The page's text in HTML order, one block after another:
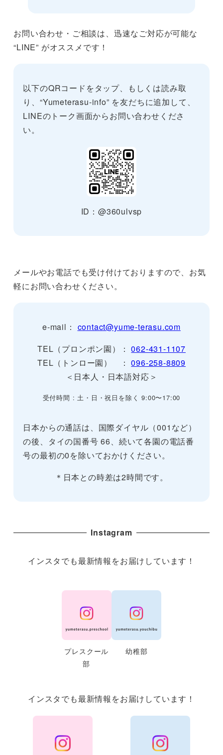
お問い合わせ・ご相談は、迅速なご対応が可能な
“LINE” がオススメです！
以下のQRコードをタップ、もしくは読み取
り、“Yumeterasu-info” を友だちに追加して、
LINEのトーク画面からお問い合わせくださ
い。
ID：@360ulvsp
メールやお電話でも受け付けておりますので、お気
軽にお問い合わせください。
e-mail： contact@yume-terasu.com
TEL（プロンポン園）：062-431-1107
TEL（トンロー園） ：096-258-8809
＜日本人・日本語対応＞
受付時間 : 土・日・祝日を除く 9:00〜17:00
日本からの通話は、国際ダイヤル（001など）
の後、タイの国番号 66、続いて各園の電話番
号の最初の0を除いておかけください。
＊日本との時差は2時間です。
Instagram
インスタでも最新情報をお届けしています！
プレスクール
部
幼稚部
インスタでも最新情報をお届けしています！